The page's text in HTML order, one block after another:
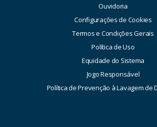
Ouvidoria
Configurações de Cookies
Termos e Condições Gerais
Política de Uso
Equidade do Sistema
Jogo Responsável
Política de Prevenção à Lavagem de